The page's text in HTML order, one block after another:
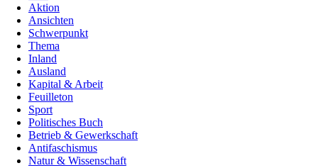
Aktion
Ansichten
Schwerpunkt
Thema
Inland
Ausland
Kapital & Arbeit
Feuilleton
Sport
Politisches Buch
Betrieb & Gewerkschaft
Antifaschismus
Natur & Wissenschaft